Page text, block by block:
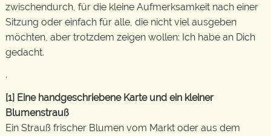
zwischendurch, für die kleine Aufmerksamkeit nach einer
Sitzung oder einfach für alle, die nicht viel ausgeben
möchten, aber trotzdem zeigen wollen: Ich habe an Dich
gedacht.
.
[1] Eine handgeschriebene Karte und ein kleiner
Blumenstrauß
Ein Strauß frischer Blumen vom Markt oder aus dem